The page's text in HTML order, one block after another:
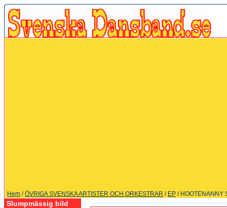
Hem /ÖVRIGA SVENSKA ARTISTER OCH ORKESTRAR / EP / HOOTENANNY
Slumpmässig bild